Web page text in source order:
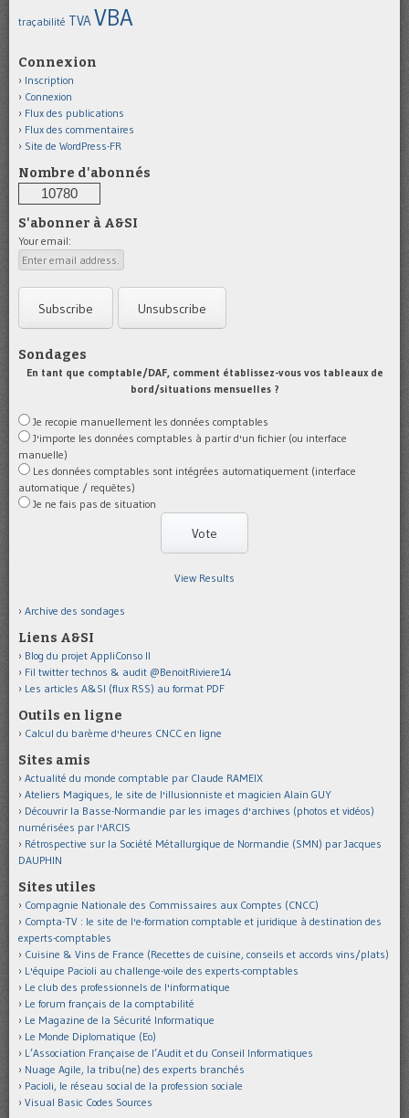
traçabilité TVAVBA
Connexion
Inscription
Connexion
Flux des publications
Flux des commentaires
Site de WordPress-FR
Nombre d'abonnés
10780
S'abonner à A&SI
Your email:
Sondages
En tant que comptable/DAF, comment établissez-vous vos tableaux de
bord/situations mensuelles ?
Je recopie manuellement les données comptables
J'importe les données comptables à partir d'un fichier (ou interface
manuelle)
Les données comptables sont intégrées automatiquement (interface
automatique / requêtes)
Je ne fais pas de situation
View Results
Archive des sondages
Liens A&SI
Blog du projet AppliConso II
Fil twitter technos & audit @BenoitRiviere14
Les articles A&SI (flux RSS) au format PDF
Outils en ligne
Calcul du barème d'heures CNCC en ligne
Sites amis
Actualité du monde comptable par Claude RAMEIX
Ateliers Magiques, le site de l'illusionniste et magicien Alain GUY
Découvrir la Basse-Normandie par les images d'archives (photos et vidéos)
numérisées par l'ARCIS
Rétrospective sur la Société Métallurgique de Normandie (SMN) par Jacques
DAUPHIN
Sites utiles
Compagnie Nationale des Commissaires aux Comptes (CNCC)
Compta-TV : le site de l'e-formation comptable et juridique à destination des
experts-comptables
Cuisine & Vins de France (Recettes de cuisine, conseils et accords vins/plats)
L'équipe Pacioli au challenge-voile des experts-comptables
Le club des professionnels de l'informatique
Le forum français de la comptabilité
Le Magazine de la Sécurité Informatique
Le Monde Diplomatique (Eo)
L’Association Française de l’Audit et du Conseil Informatiques
Nuage Agile, la tribu(ne) des experts branchés
Pacioli, le réseau social de la profession sociale
Visual Basic Codes Sources